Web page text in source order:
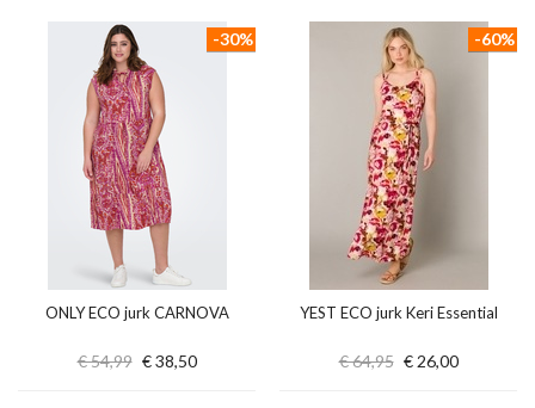
ONLY ECO jurk CARNOVA
€ 54,99 € 38,50
-30%
YEST ECO jurk Keri Essential
€ 64,95 € 26,00
-60%